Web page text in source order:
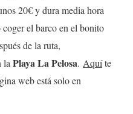
20€ y dura media hora
el barco en el bonito
de la ruta,
la Playa La Pelosa. Aquíte
web está solo en